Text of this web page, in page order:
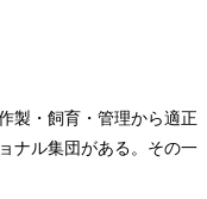
製・飼育・管理から適正
ナル集団がある。その一